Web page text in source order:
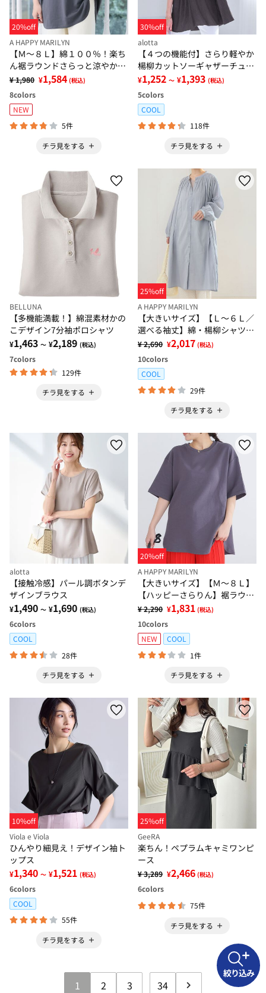
20%off
A HAPPY MARILYN
【Ｍ～８Ｌ】綿１００％！楽ち
ん裾ラウンドさらっと涼やかチ
ュニック丈Ｔシャツ
¥ 1,980 ¥1,584 (税込)
8colors
NEW
5件
チラ見をする
30%off
alotta
【４つの機能付】さらり軽やか
楊柳カットソーギャザーチュニ
ック
¥1,252 ～ ¥1,393 (税込)
5colors
COOL
118件
チラ見をする
BELLUNA
【多機能満載！】綿混素材かの
こデザイン7分袖ポロシャツ
¥1,463 ～ ¥2,189 (税込)
7colors
129件
チラ見をする
25%off
A HAPPY MARILYN
【大きいサイズ】【Ｌ～６Ｌ／
選べる袖丈】綿・楊柳シャツチ
ュニック【風通るプレミアム】
¥ 2,690 ¥2,017 (税込)
10colors
COOL
29件
チラ見をする
alotta
【接触冷感】パール調ボタンデ
ザインブラウス
¥1,490 ～ ¥1,690 (税込)
6colors
COOL
28件
チラ見をする
20%off
A HAPPY MARILYN
【大きいサイズ】【Ｍ～８Ｌ】
【ハッピーさらりん】裾ラウン
ド五分袖Ｔシャツ
¥ 2,290 ¥1,831 (税込)
10colors
NEW
COOL
1件
チラ見をする
10%off
Viola e Viola
ひんやり細見え！デザイン袖ト
ップス
¥1,340 ～ ¥1,521 (税込)
6colors
COOL
55件
チラ見をする
25%off
GeeRA
楽ちん！ペプラムキャミワンピ
ース
¥ 3,289 ¥2,466 (税込)
6colors
75件
チラ見をする
1 2 3 34
絞り込み